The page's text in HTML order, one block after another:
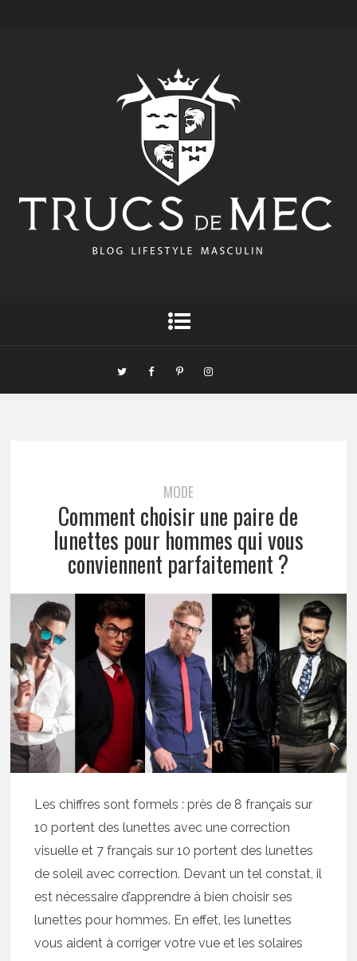
MODE
Comment choisir une paire de
lunettes pour hommes qui vous
conviennent parfaitement ?
Les chiffres sont formels : près de 8 français sur
10 portent des lunettes avec une correction
visuelle et 7 français sur 10 portent des lunettes
de soleil avec correction. Devant un tel constat, il
est nécessaire d’apprendre à bien choisir ses
lunettes pour hommes. En effet, les lunettes
vous aident à corriger votre vue et les solaires